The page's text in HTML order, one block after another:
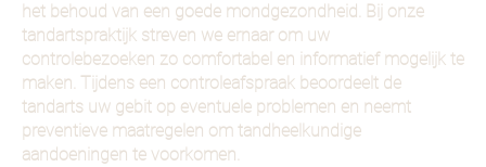
het behoud van een goede mondgezondheid. Bij onze
tandartspraktijk streven we ernaar om uw
controlebezoeken zo comfortabel en informatief mogelijk te
maken. Tijdens een controleafspraak beoordeelt de
tandarts uw gebit op eventuele problemen en neemt
preventieve maatregelen om tandheelkundige
aandoeningen te voorkomen.